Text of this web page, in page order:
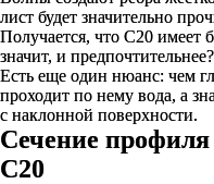
лист будет значительно
Получается, что С20 имеет
значит, и
Есть еще один нюанс: чем
проходит по нему вода, а
с наклонной поверхности.
Сечение
С20